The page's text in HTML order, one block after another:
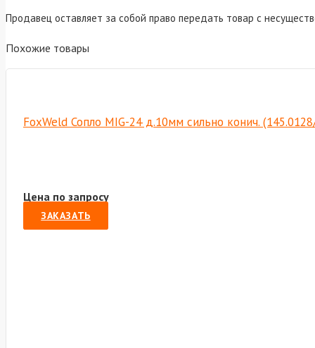
Продавец оставляет за собой право передать товар с
Похожие товары
FoxWeld Сопло MIG-24 д.10мм сильно конич.
Цена по запросу
ЗАКАЗАТЬ